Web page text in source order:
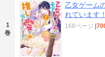
1
巻
乙女ゲーム
れています
168ページ |